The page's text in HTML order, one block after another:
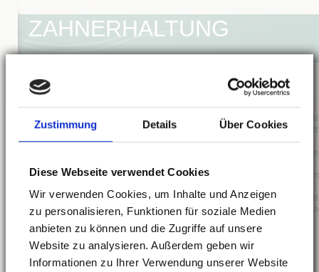
Zustimmung Details Über Cookies
Diese Webseite verwendet Cookies
Wir verwenden Cookies, um Inhalte und Anzeigen
zu personalisieren, Funktionen für soziale Medien
anbieten zu können und die Zugriffe auf unsere
Website zu analysieren. Außerdem geben wir
Informationen zu Ihrer Verwendung unserer Website
ZAHNERHALTUNG
Ist an einem Zahn eine Karies
Möglichkeiten, diesen Defekt
• hochwertige zahnfarbene
• laborgefertigte vollkeramische
• Endodontie (Wurzelbehandlung mit